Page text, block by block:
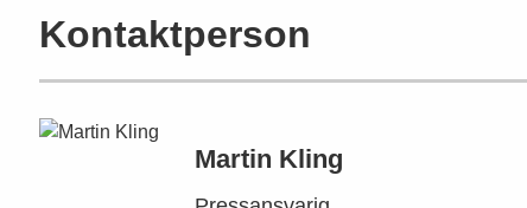
Kontaktperson
Martin Kling